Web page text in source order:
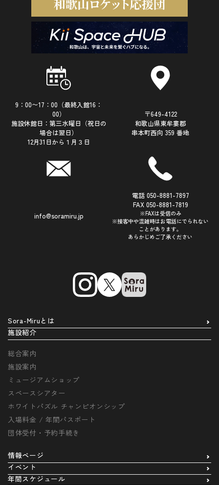
9：00〜17：00（最終入館16：
00）
施設休館日：第三水曜日（祝日の
場合は翌日）
12月31日から１月３日
〒649-4122
和歌山県東牟婁郡
串本町西向 359 番地
info@soramiru.jp
電話 050-8881-7897
FAX 050-8881-7819
※FAXは受信のみ
※接客中や混雑時はお電話にでられない
ことがあります。
あらかじめご了承ください
Sora-Miruとは
施設紹介
総合案内
施設案内
ミュージアムショップ
スペースシアター
ホワイトパズル チャンピオンシップ
入場料金 / 年間パスポート
団体受付・予約手続き
情報ページ
イベント
年間スケジュール